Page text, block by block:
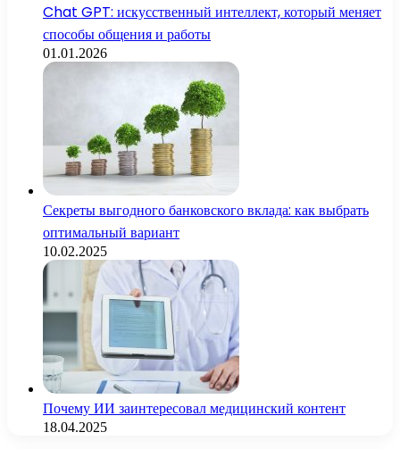
Chat GPT: искусственный интеллект, который меняет
способы общения и работы
01.01.2026
Секреты выгодного банковского вклада: как выбрать
оптимальный вариант
10.02.2025
Почему ИИ заинтересовал медицинский контент
18.04.2025